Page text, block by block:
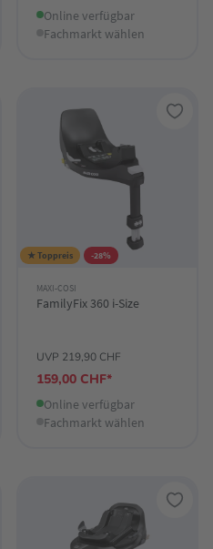
Online verfügbar
Fachmarkt wählen
★ Toppreis -28%
MAXI-COSI
FamilyFix 360 i-Size
UVP 219,90 CHF
159,00 CHF*
Online verfügbar
Fachmarkt wählen